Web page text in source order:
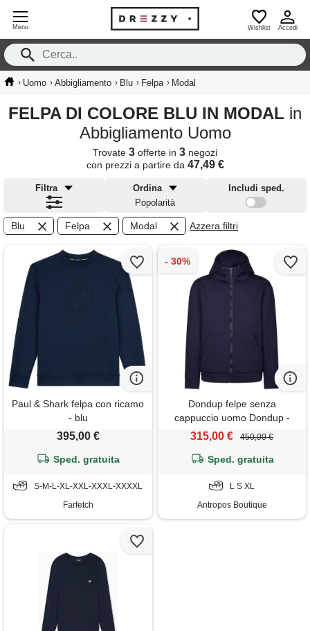
Menu Wishlist Accedi
› Uomo › Abbigliamento › Blu › Felpa › Modal
FELPA DI COLORE BLU IN MODAL in
Abbigliamento Uomo
Trovate 3 offerte in 3 negozi
con prezzi a partire da 47,49 €
Filtra
Ordina
Popolarità
Includi sped.
Blu Felpa Modal Azzera filtri
Paul & Shark felpa con ricamo
- blu
395,00 €
Sped. gratuita
S-M-L-XL-XXL-XXXL-XXXXL
Farfetch
Dondup felpe senza
cappuccio uomo Dondup -
felpa - blu
315,00 € 450,00 €
Sped. gratuita
L S XL
Antropos Boutique